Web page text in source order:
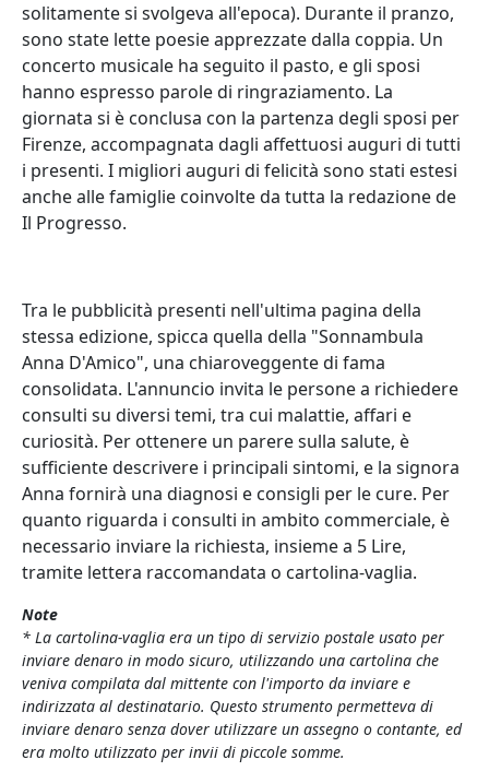
solitamente si svolgeva all'epoca). Durante il pranzo,
sono state lette poesie apprezzate dalla coppia. Un
concerto musicale ha seguito il pasto, e gli sposi
hanno espresso parole di ringraziamento. La
giornata si è conclusa con la partenza degli sposi per
Firenze, accompagnata dagli affettuosi auguri di tutti
i presenti. I migliori auguri di felicità sono stati estesi
anche alle famiglie coinvolte da tutta la redazione de
Il Progresso.
Tra le pubblicità presenti nell'ultima pagina della
stessa edizione, spicca quella della "Sonnambula
Anna D'Amico", una chiaroveggente di fama
consolidata. L'annuncio invita le persone a richiedere
consulti su diversi temi, tra cui malattie, affari e
curiosità. Per ottenere un parere sulla salute, è
sufficiente descrivere i principali sintomi, e la signora
Anna fornirà una diagnosi e consigli per le cure. Per
quanto riguarda i consulti in ambito commerciale, è
necessario inviare la richiesta, insieme a 5 Lire,
tramite lettera raccomandata o cartolina-vaglia.
Note
* La cartolina-vaglia era un tipo di servizio postale usato per
inviare denaro in modo sicuro, utilizzando una cartolina che
veniva compilata dal mittente con l'importo da inviare e
indirizzata al destinatario. Questo strumento permetteva di
inviare denaro senza dover utilizzare un assegno o contante, ed
era molto utilizzato per invii di piccole somme.